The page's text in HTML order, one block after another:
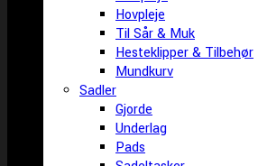
Hovpleje
Til Sår & Muk
Hesteklipper & Tilbehør
Mundkurv
Sadler
Gjorde
Underlag
Pads